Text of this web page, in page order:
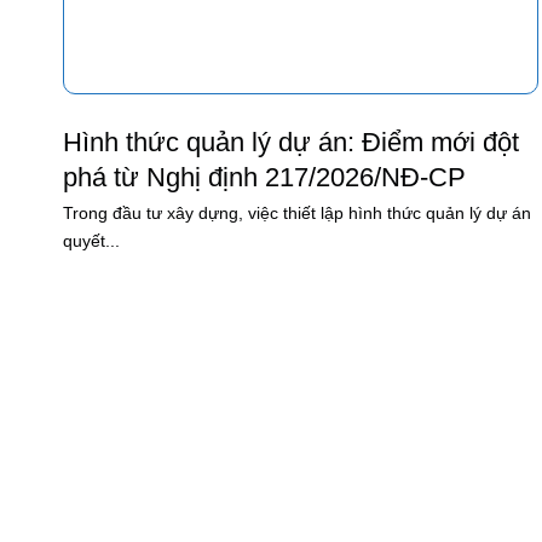
Hình thức quản lý dự án: Điểm mới đột
phá từ Nghị định 217/2026/NĐ-CP
Trong đầu tư xây dựng, việc thiết lập hình thức quản lý dự án
quyết...